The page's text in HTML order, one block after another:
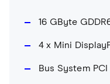
16 GByte
4 x Mini
Bus System